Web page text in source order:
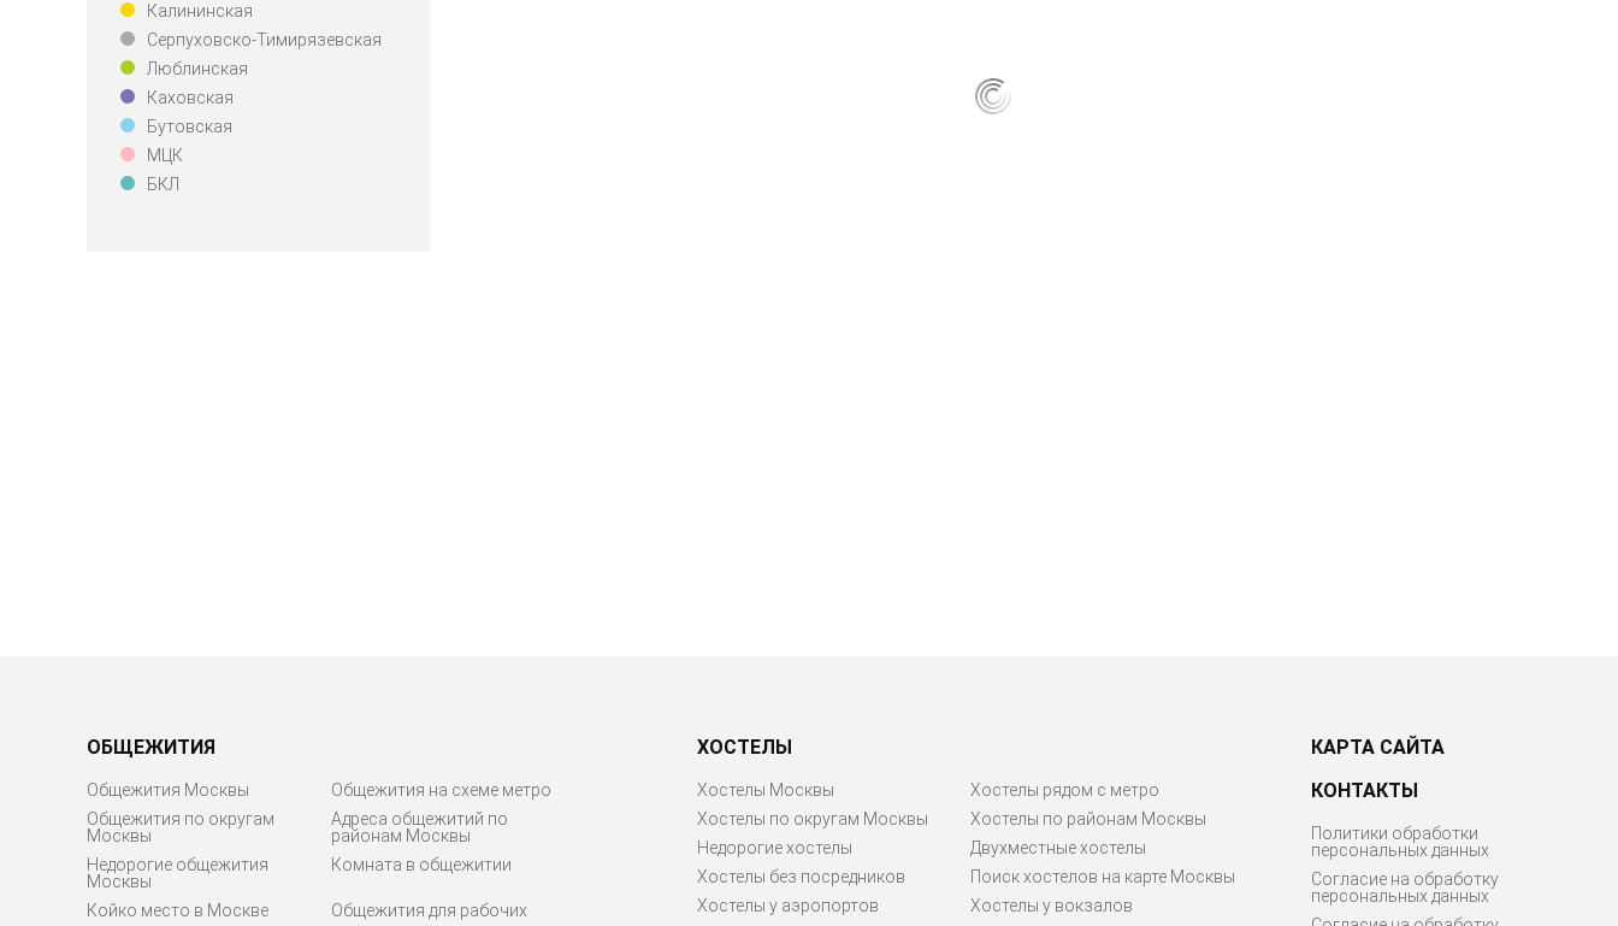
Калининская
Серпуховско-Тимирязевская
Люблинская
Каховская
Бутовская
МЦК
БКЛ
ОБЩЕЖИТИЯ
Общежития Москвы
Общежития на схеме метро
Общежития по округам
Москвы
Адреса общежитий по
районам Москвы
Недорогие общежития
Москвы
Комната в общежитии
Койко место в Москве Общежития для рабочих
ХОСТЕЛЫ
Хостелы Москвы
Хостелы по округам Москвы
Недорогие хостелы
Хостелы без посредников
Хостелы у аэропортов
Хостелы рядом с метро
Хостелы по районам Москвы
Двухместные хостелы
Поиск хостелов на карте Москвы
Хостелы у вокзалов
КАРТА САЙТА
КОНТАКТЫ
Политики обработки
персональных данных
Согласие на обработку
персональных данных